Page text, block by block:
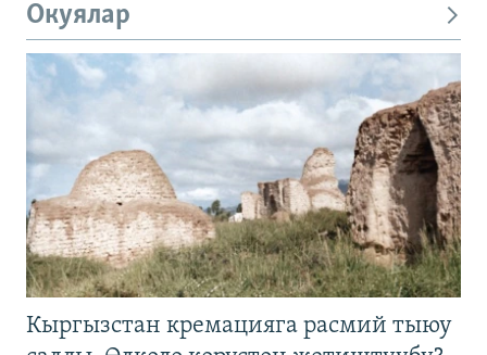
Окуялар
Кыргызстан кремацияга расмий тыюу